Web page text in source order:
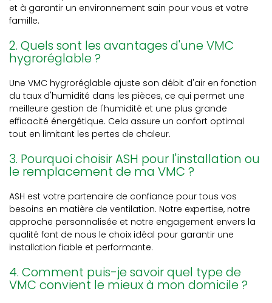
et à garantir un environnement sain pour vous et votre
famille.
2. Quels sont les avantages d'une VMC
hygroréglable ?
Une VMC hygroréglable ajuste son débit d'air en fonction
du taux d'humidité dans les pièces, ce qui permet une
meilleure gestion de l'humidité et une plus grande
efficacité énergétique. Cela assure un confort optimal
tout en limitant les pertes de chaleur.
3. Pourquoi choisir ASH pour l'installation ou
le remplacement de ma VMC ?
ASH est votre partenaire de confiance pour tous vos
besoins en matière de ventilation. Notre expertise, notre
approche personnalisée et notre engagement envers la
qualité font de nous le choix idéal pour garantir une
installation fiable et performante.
4. Comment puis-je savoir quel type de
VMC convient le mieux à mon domicile ?